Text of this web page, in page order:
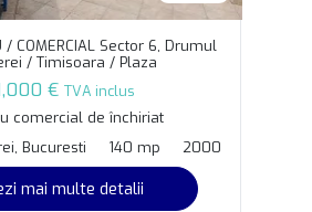
/ COMERCIAL Sector 6, Drumul
/ Timisoara / Plaza
€ TVA inclus
comercial de închiriat
Bucuresti
140 mp 2000
mai multe detalii